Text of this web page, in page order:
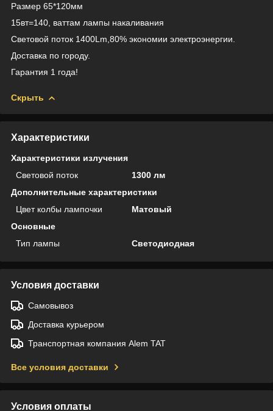
Размер 65*120мм
15вт=140, ваттам лампы накаливания
Световой поток 1400Lm,80% экономии электроэнергии.
Доставка по городу.
Гарантия 1 года!
Скрыть
Характеристики
Характеристики излучения
Световой поток
1300 лм
Дополнительные характеристики
Цвет колбы лампочки
Матовый
Основные
Тип лампы
Светодиодная
Условия доставки
Самовывоз
Доставка курьером
Транспортная компания Alem TAT
Все условия доставки
Условия оплаты